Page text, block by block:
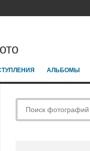
АЛЬБОМЫ